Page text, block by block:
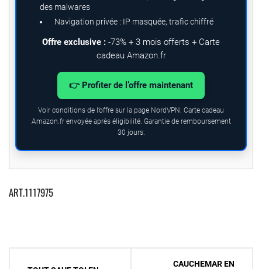
des malwares
Navigation privée : IP masquée, trafic chiffré
Offre exclusive : -73% + 3 mois offerts + Carte
cadeau Amazon.fr
👉 Profiter de l’offre maintenant
Voir conditions de l’offre sur la page NordVPN. Carte cadeau
Amazon.fr envoyée après éligibilité. Garantie de remboursement
30 jours.
ART.1117975
CAUCHEMAR EN